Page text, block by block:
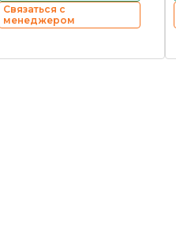
Связаться с
менеджером